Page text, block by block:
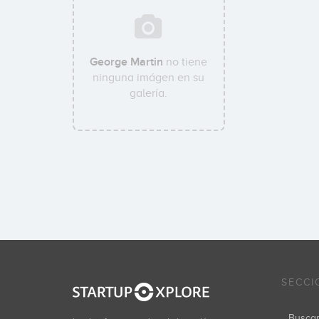
George Martin no tiene
ninguna imágen en su
galería.